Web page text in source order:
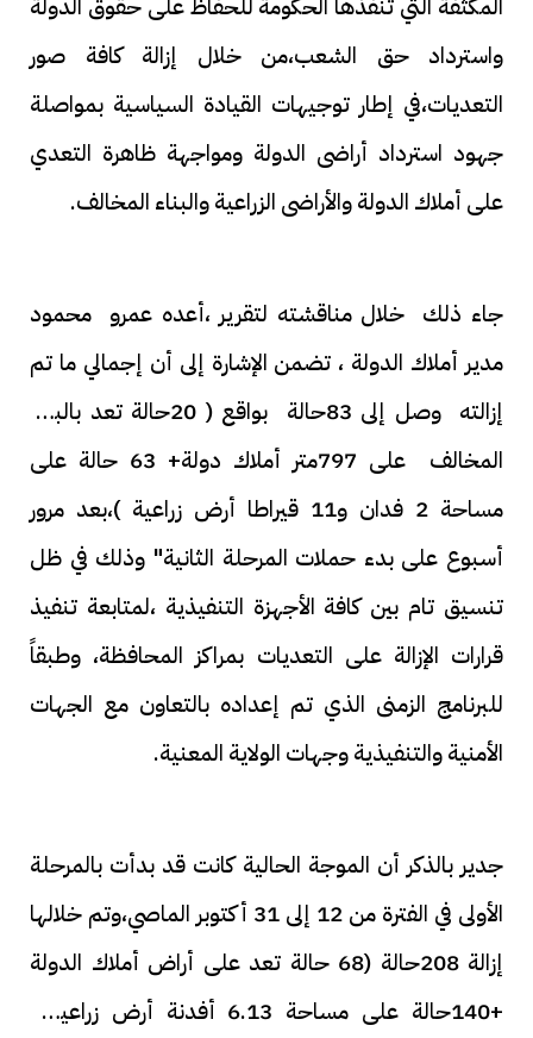
واسترداد حق الشعب،من خلال إزالة كافة صور
التعديات،في إطار توجيهات القيادة السياسية بمواصلة
جهود استرداد أراضى الدولة ومواجهة ظاهرة التعدي
على أملاك الدولة والأراضى الزراعية والبناء المخالف.
جاء ذلك خلال مناقشته لتقرير ،أعده عمرو محمود
مدير أملاك الدولة ، تضمن الإشارة إلى أن إجمالي ما تم
إزالته وصل إلى 83حالة بواقع ( 20حالة تعد بالبناء
المخالف على 797متر أملاك دولة+ 63 حالة على
مساحة 2 فدان و11 قيراطا أرض زراعية )،بعد مرور
أسبوع على بدء حملات المرحلة الثانية" وذلك في ظل
تنسيق تام بين كافة الأجهزة التنفيذية ،لمتابعة تنفيذ
قرارات الإزالة على التعديات بمراكز المحافظة، وطبقاً
للبرنامج الزمنى الذي تم إعداده بالتعاون مع الجهات
الأمنية والتنفيذية وجهات الولاية المعنية.
جدير بالذكر أن الموجة الحالية كانت قد بدأت بالمرحلة
الأولى في الفترة من 12 إلى 31 أكتوبر الماصي،وتم خلالها
إزالة 208حالة (68 حالة تعد على أراض أملاك الدولة
+140حالة على مساحة 6.13 أفدنة أرض زراعية ،